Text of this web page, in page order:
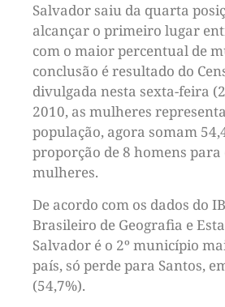
Salvador saiu da quarta
alcançar o primeiro lugar
com o maior percentual de
conclusão é resultado do
divulgada nesta sexta-feira
2010, as mulheres
população, agora somam
proporção de 8 homens para
mulheres.
De acordo com os dados do
Brasileiro de Geografia e
Salvador é o 2º município
país, só perde para Santos,
(54,7%).